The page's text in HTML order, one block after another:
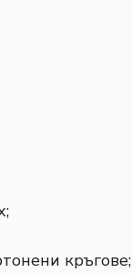
кръгове;